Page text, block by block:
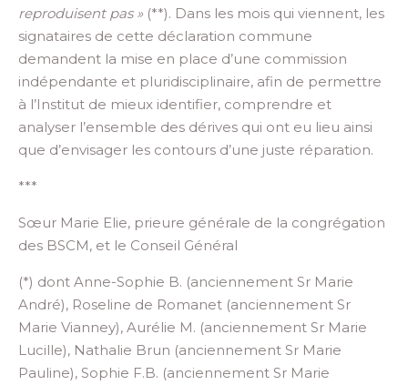
reproduisent pas» (**). Dans les mois qui viennent, les
signataires de cette déclaration commune
demandent la mise en place d’une commission
indépendante et pluridisciplinaire, afin de permettre
à l’Institut de mieux identifier, comprendre et
analyser l’ensemble des dérives qui ont eu lieu ainsi
que d’envisager les contours d’une juste réparation.
***
Sœur Marie Elie, prieure générale de la congrégation
des BSCM, et le Conseil Général
(*) dont Anne-Sophie B. (anciennement Sr Marie
André), Roseline de Romanet (anciennement Sr
Marie Vianney), Aurélie M. (anciennement Sr Marie
Lucille), Nathalie Brun (anciennement Sr Marie
Pauline), Sophie F.B. (anciennement Sr Marie